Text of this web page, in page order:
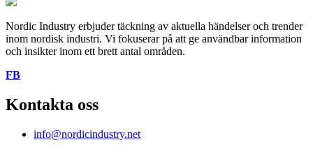
Nordic Industry erbjuder täckning av aktuella händelser och trender
inom nordisk industri. Vi fokuserar på att ge användbar information
och insikter inom ett brett antal områden.
FB
Kontakta oss
info@nordicindustry.net